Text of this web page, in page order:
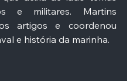
e militares. Martins
artigos e coordenou
e história da marinha.